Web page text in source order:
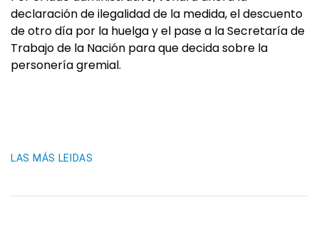
declaración de ilegalidad de la medida, el descuento
de otro día por la huelga y el pase a la Secretaría de
Trabajo de la Nación para que decida sobre la
personería gremial.
LAS MÁS LEIDAS